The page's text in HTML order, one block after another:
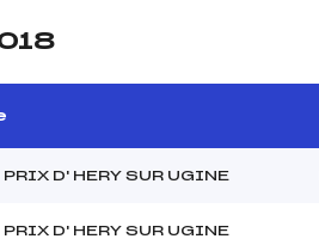
PRIX D' HERY SUR UGINE
PRIX D' HERY SUR UGINE